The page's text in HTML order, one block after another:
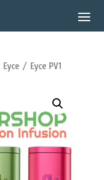
Eyce/ Eyce PV1